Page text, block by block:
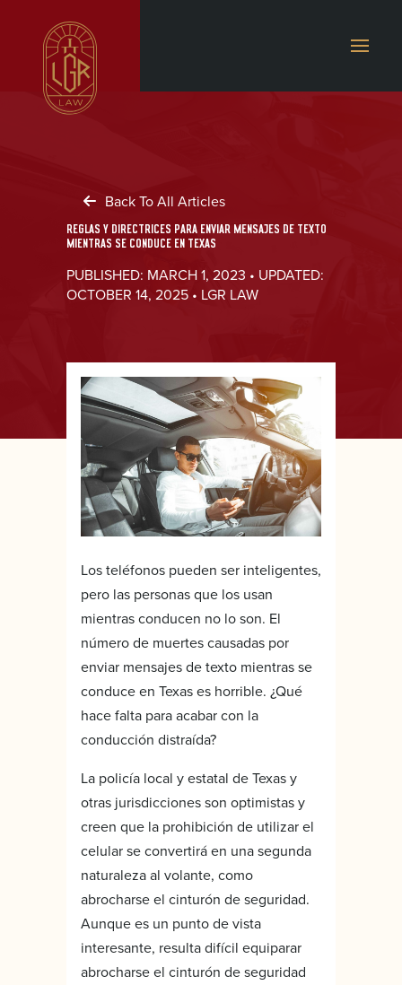
Back To All Articles
REGLAS Y DIRECTRICES PARA ENVIAR MENSAJES DE TEXTO
MIENTRAS SE CONDUCE EN TEXAS
PUBLISHED: MARCH 1, 2023 • UPDATED:
OCTOBER 14, 2025 • LGR LAW
Los teléfonos pueden ser inteligentes,
pero las personas que los usan
mientras conducen no lo son. El
número de muertes causadas por
enviar mensajes de texto mientras se
conduce en Texas es horrible. ¿Qué
hace falta para acabar con la
conducción distraída?
La policía local y estatal de Texas y
otras jurisdicciones son optimistas y
creen que la prohibición de utilizar el
celular se convertirá en una segunda
naturaleza al volante, como
abrocharse el cinturón de seguridad.
Aunque es un punto de vista
interesante, resulta difícil equiparar
abrocharse el cinturón de seguridad